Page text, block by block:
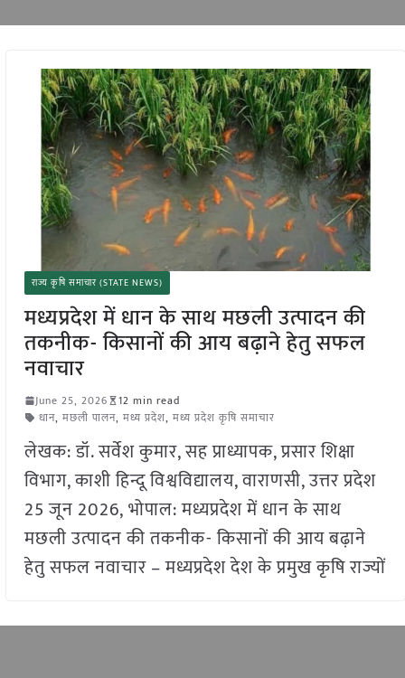
राज्य कृषि समाचार (STATE NEWS)
मध्यप्रदेश में धान के साथ मछली उत्पादन की
तकनीक- किसानों की आय बढ़ाने हेतु सफल
नवाचार
June 25, 2026
12 min read
धान, मछली पालन, मध्य प्रदेश, मध्य प्रदेश कृषि समाचार
लेखक: डॉ. सर्वेश कुमार, सह प्राध्यापक, प्रसार शिक्षा
विभाग, काशी हिन्दू विश्वविद्यालय, वाराणसी, उत्तर प्रदेश
25 जून 2026, भोपाल: मध्यप्रदेश में धान के साथ
मछली उत्पादन की तकनीक- किसानों की आय बढ़ाने
हेतु सफल नवाचार – मध्यप्रदेश देश के प्रमुख कृषि राज्यों